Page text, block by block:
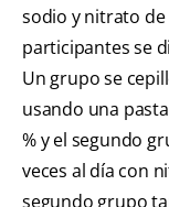
sodio y nitrato
participantes se
Un grupo se
usando una
% y el segundo
veces al día con
segundo grupo